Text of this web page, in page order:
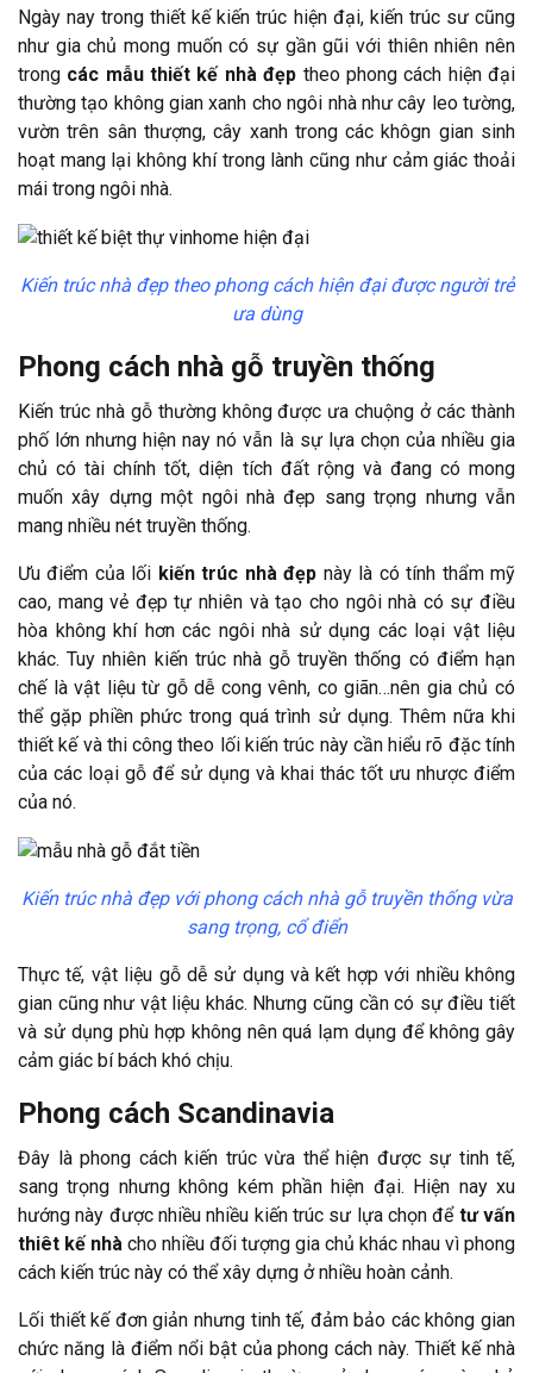
Ngày nay trong thiết kế kiến trúc hiện đại, kiến trúc sư cũng
như gia chủ mong muốn có sự gần gũi với thiên nhiên nên
trong các mẫu thiết kế nhà đẹp theo phong cách hiện đại
thường tạo không gian xanh cho ngôi nhà như cây leo tường,
vườn trên sân thượng, cây xanh trong các khôgn gian sinh
hoạt mang lại không khí trong lành cũng như cảm giác thoải
mái trong ngôi nhà.
Kiến trúc nhà đẹp theo phong cách hiện đại được người trẻ
ưa dùng
Phong cách nhà gỗ truyền thống
Kiến trúc nhà gỗ thường không được ưa chuộng ở các thành
phố lớn nhưng hiện nay nó vẫn là sự lựa chọn của nhiều gia
chủ có tài chính tốt, diện tích đất rộng và đang có mong
muốn xây dựng một ngôi nhà đẹp sang trọng nhưng vẫn
mang nhiều nét truyền thống.
Ưu điểm của lối kiến trúc nhà đẹp này là có tính thẩm mỹ
cao, mang vẻ đẹp tự nhiên và tạo cho ngôi nhà có sự điều
hòa không khí hơn các ngôi nhà sử dụng các loại vật liệu
khác. Tuy nhiên kiến trúc nhà gỗ truyền thống có điểm hạn
chế là vật liệu từ gỗ dễ cong vênh, co giãn…nên gia chủ có
thể gặp phiền phức trong quá trình sử dụng. Thêm nữa khi
thiết kế và thi công theo lối kiến trúc này cần hiểu rõ đặc tính
của các loại gỗ để sử dụng và khai thác tốt ưu nhược điểm
của nó.
Kiến trúc nhà đẹp với phong cách nhà gỗ truyền thống vừa
sang trọng, cổ điển
Thực tế, vật liệu gỗ dễ sử dụng và kết hợp với nhiều không
gian cũng như vật liệu khác. Nhưng cũng cần có sự điều tiết
và sử dụng phù hợp không nên quá lạm dụng để không gây
cảm giác bí bách khó chịu.
Phong cách Scandinavia
Đây là phong cách kiến trúc vừa thể hiện được sự tinh tế,
sang trọng nhưng không kém phần hiện đại. Hiện nay xu
hướng này được nhiều nhiều kiến trúc sư lựa chọn để tư vấn
thiêt kế nhà cho nhiều đối tượng gia chủ khác nhau vì phong
cách kiến trúc này có thể xây dựng ở nhiều hoàn cảnh.
Lối thiết kế đơn giản nhưng tinh tế, đảm bảo các không gian
chức năng là điểm nổi bật của phong cách này. Thiết kế nhà